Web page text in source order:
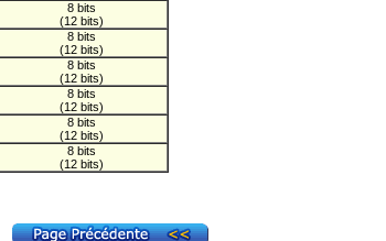
8 bits
(12 bits)
8 bits
(12 bits)
8 bits
(12 bits)
8 bits
(12 bits)
8 bits
(12 bits)
8 bits
(12 bits)